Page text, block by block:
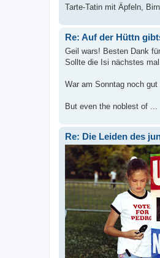
Tarte-Tatin mit Äpfeln,
Re: Auf der Hüttn
Geil wars! Besten Dank
Sollte die Isi nächstes
War am Sonntag noch
But even the noblest of ...
Re: Die Leiden des